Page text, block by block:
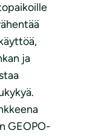
ja
GEOPO-